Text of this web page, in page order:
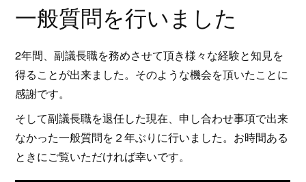
一般質問を行いました
2年間、副議長職を務めさせて頂き様々な経験と知見を
得ることが出来ました。そのような機会を頂いたことに
感謝です。
そして副議長職を退任した現在、申し合わせ事項で出来
なかった一般質問を２年ぶりに行いました。お時間ある
ときにご覧いただければ幸いです。